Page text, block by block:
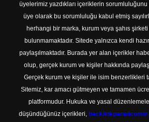
üyelerimiz yazdıkları içeriklerin sorumluluğunu
üye olarak bu sorumluluğu kabul etmiş
herhangi bir marka, kurum veya şahıs
bulunmamaktadır. Sitede yalnızca kendi
paylaşılmaktadır. Burada yer alan içerikler
olup, gerçek kurum ve kişiler hakkında
Gerçek kurum ve kişiler ile isim benzerlikleri
Sitemiz, kar amacı gütmeyen ve tamamen
platformudur. Hukuka ve yasal
düşündüğünüz içerikleri,